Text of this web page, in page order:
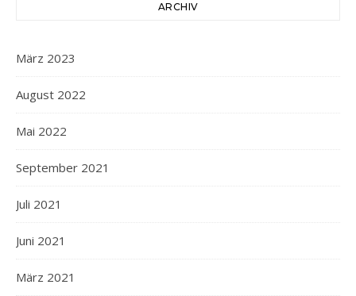
ARCHIV
März 2023
August 2022
Mai 2022
September 2021
Juli 2021
Juni 2021
März 2021